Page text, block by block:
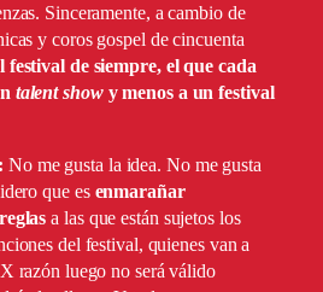
Sinceramente, a cambio de
y coros gospel de cincuenta
festival de siempre, el que cada
talent show y menos a un festival
No me gusta la idea. No me gusta
que es enmarañar
a las que están sujetos los
del festival, quienes van a
razón luego no será válido